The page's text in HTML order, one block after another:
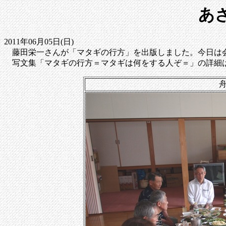
あ
2011年06月05日(日)
藤田栄一さんが「マタギの行方」を出版しました。今日は
写文集「マタギの行方＝マタギは何をする人ぞ＝」の詳細